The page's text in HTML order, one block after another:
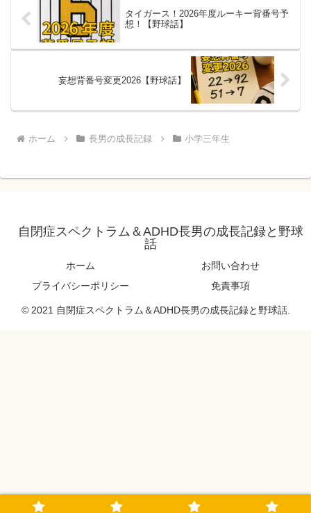
タイガース！2026年度ルーキー背番号予
想！【野球話】
妄想背番号変更2026【野球話】
ホーム 長男の成長記録 小学三年生
自閉症スペクトラム＆ADHD長男の成長記録と野球
話
ホーム
お問い合わせ
プライバシーポリシー
免責事項
© 2021 自閉症スペクトラム＆ADHD長男の成長記録と野球話.